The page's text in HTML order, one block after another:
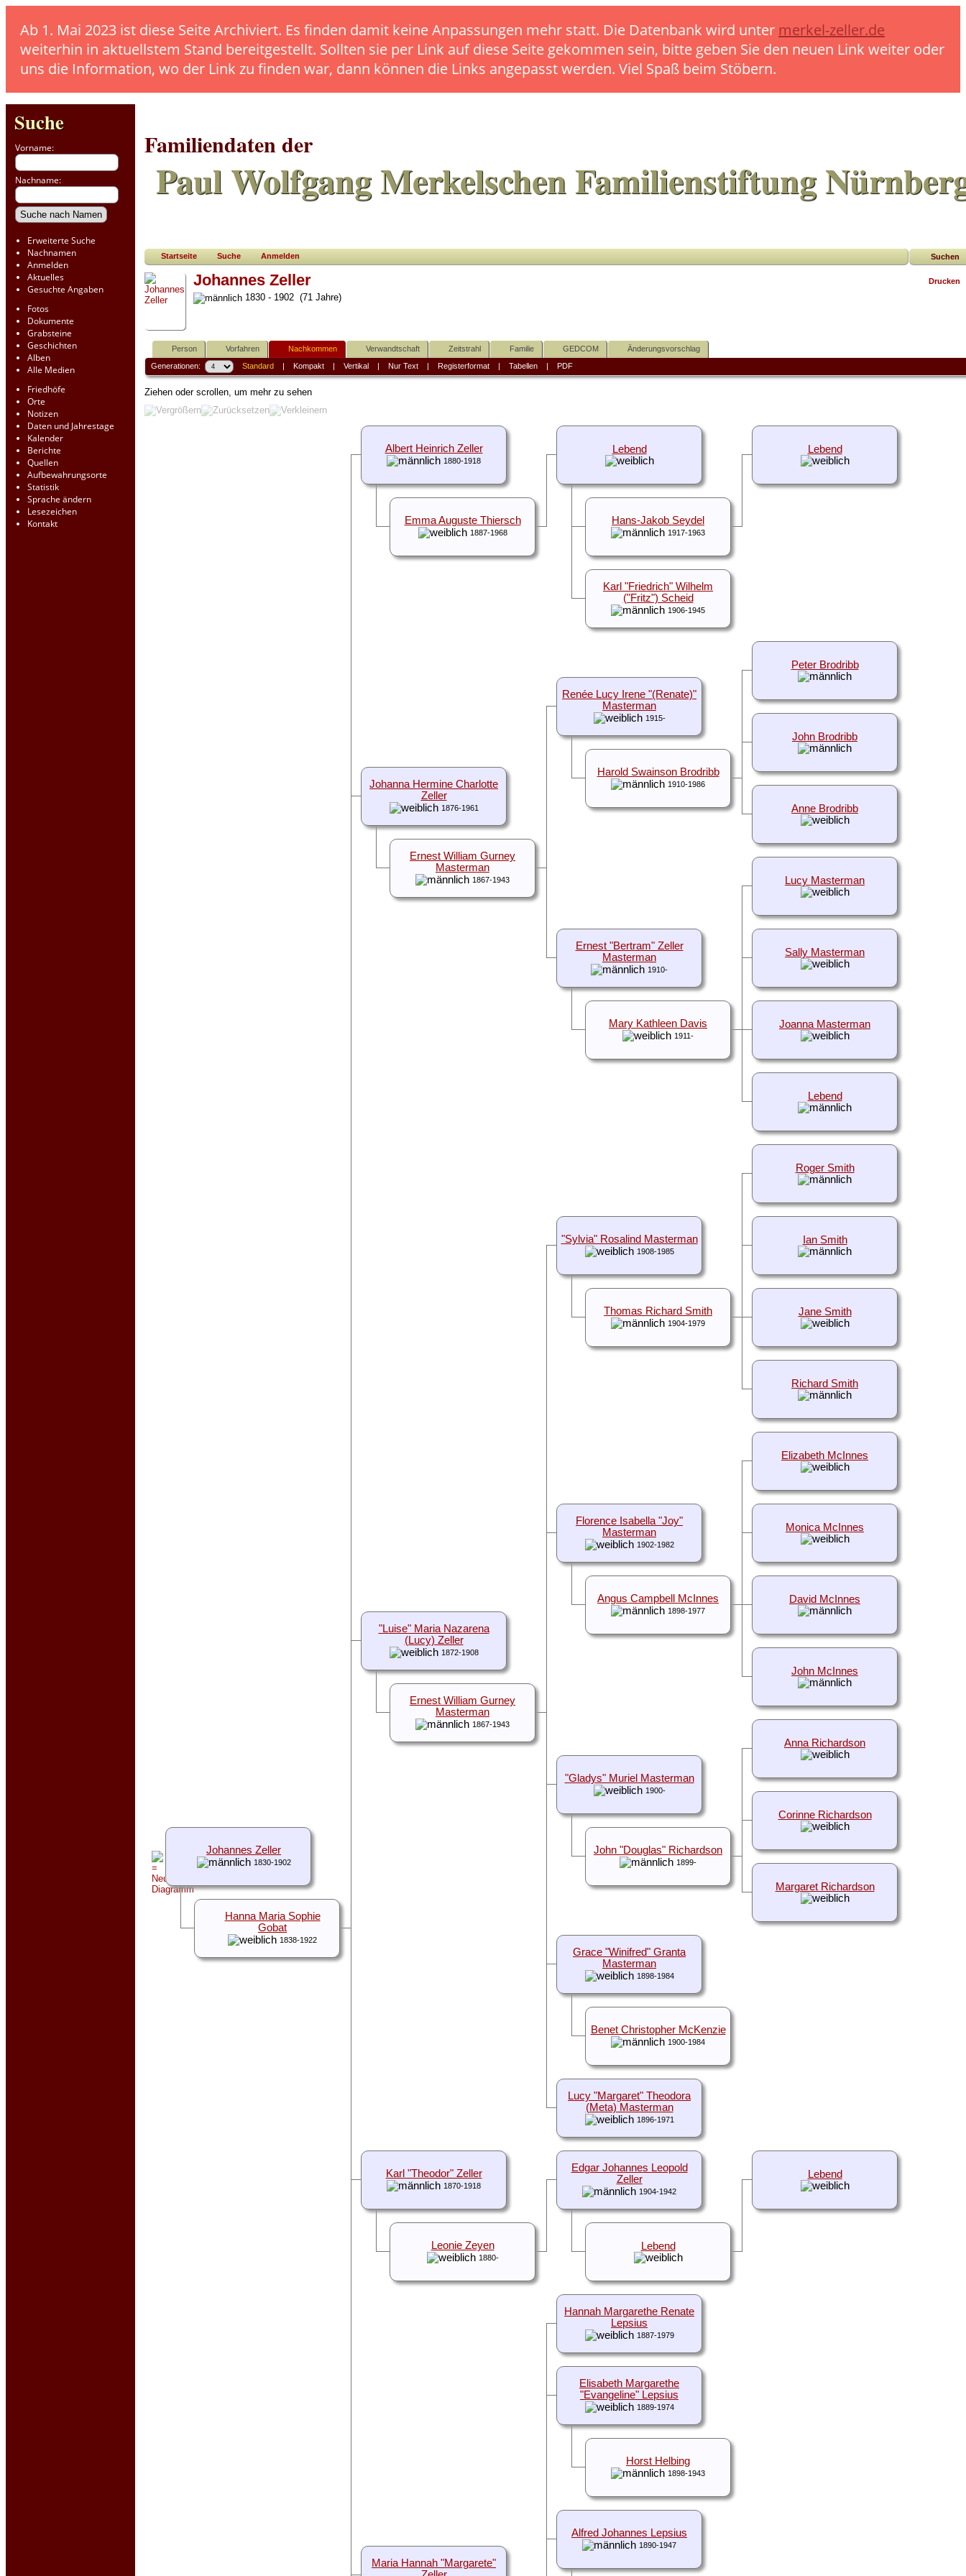
Ab 1. Mai 2023 ist diese Seite Archiviert. Es finden damit keine Anpassungen mehr statt. Die Datenbank wird unter merkel-zeller.de
weiterhin in aktuellstem Stand bereitgestellt. Sollten sie per Link auf diese Seite gekommen sein, bitte geben Sie den neuen Link weiter oder
uns die Information, wo der Link zu finden war, dann können die Links angepasst werden. Viel Spaß beim Stöbern.
Suche
Vorname:
Nachname:
Erweiterte Suche
Nachnamen
Anmelden
Aktuelles
Gesuchte Angaben
Fotos
Dokumente
Grabsteine
Geschichten
Alben
Alle Medien
Friedhöfe
Orte
Notizen
Daten und Jahrestage
Kalender
Berichte
Quellen
Aufbewahrungsorte
Statistik
Sprache ändern
Lesezeichen
Kontakt
Familiendaten der
Paul Wolfgang Merkelschen Familienstiftung
Suchen
Startseite Suche Anmelden
Drucken
Johannes Zeller
1830 - 1902 (71 Jahre)
Person Vorfahren Nachkommen Verwandtschaft Zeitstrahl Familie GEDCOM Änderungsvorschlag
Generationen: Standard| Kompakt| Vertikal| Nur Text| Registerformat| Tabellen| PDF
Ziehen oder scrollen, um mehr zu sehen
Lebend
Lebend
Hans-Jakob Seydel
1917-1963
Karl "Friedrich" Wilhelm
("Fritz") Scheid
1906-1945
Albert Heinrich Zeller
1880-1918
Emma Auguste Thiersch
1887-1968
Peter Brodribb
John Brodribb
Anne Brodribb
Renée Lucy Irene "(Renate)"
Masterman
1915-
Harold Swainson Brodribb
1910-1986
Lucy Masterman
Sally Masterman
Joanna Masterman
Lebend
Ernest "Bertram" Zeller
Masterman
1910-
Mary Kathleen Davis
1911-
Johanna Hermine Charlotte
Zeller
1876-1961
Ernest William Gurney
Masterman
1867-1943
Roger Smith
Ian Smith
Jane Smith
Richard Smith
"Sylvia" Rosalind Masterman
1908-1985
Thomas Richard Smith
1904-1979
Elizabeth McInnes
Monica McInnes
David McInnes
John McInnes
Florence Isabella "Joy"
Masterman
1902-1982
Angus Campbell McInnes
1898-1977
Anna Richardson
Corinne Richardson
Margaret Richardson
"Gladys" Muriel Masterman
1900-
John "Douglas" Richardson
1899-
Grace "Winifred" Granta
Masterman
1898-1984
Benet Christopher McKenzie
1900-1984
Lucy "Margaret" Theodora
(Meta) Masterman
1896-1971
"Luise" Maria Nazarena
(Lucy) Zeller
1872-1908
Ernest William Gurney
Masterman
1867-1943
Lebend
Edgar Johannes Leopold
Zeller
1904-1942
Lebend
Karl "Theodor" Zeller
1870-1918
Leonie Zeyen
1880-
Hannah Margarethe Renate
Lepsius
1887-1979
Elisabeth Margarethe
"Evangeline" Lepsius
1889-1974
Horst Helbing
1898-1943
Alfred Johannes Lepsius
1890-1947
Maria Hannah "Margarete"
Johannes Zeller
1830-1902
Hanna Maria Sophie
Gobat
1838-1922